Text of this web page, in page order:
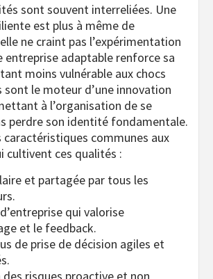
sont souvent interreliées. Une
est plus à même de
ne craint pas l’expérimentation
entreprise adaptable renforce sa
moins vulnérable aux chocs
sont le moteur d’une innovation
à l’organisation de se
perdre son identité fondamentale.
caractéristiques communes aux
cultivent ces qualités :
et partagée par tous les
qui valorise
et le feedback.
de prise de décision agiles et